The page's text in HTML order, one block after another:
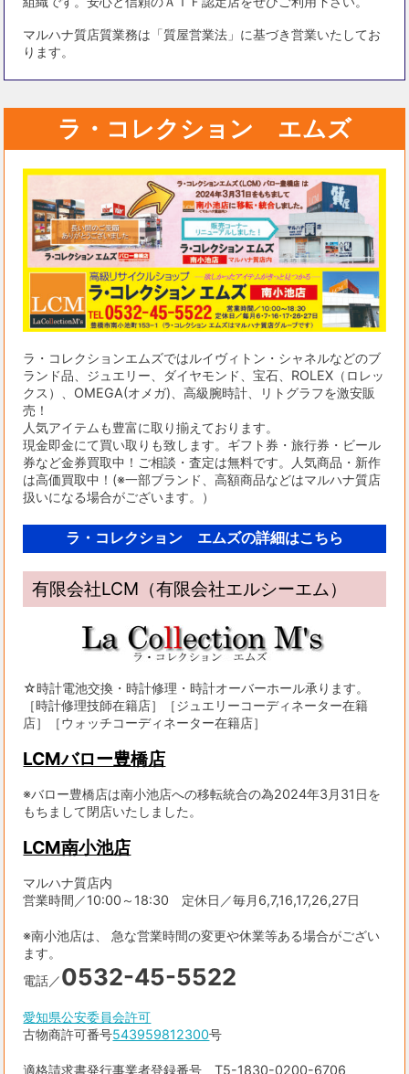
マルハナ質店質業務は「質屋営業法」に基づき営業いたしてお
ります。
ラ・コレクション エムズ
ラ・コレクションエムズではルイヴィトン・シャネルなどのブ
ランド品、ジュエリー、ダイヤモンド、宝石、ROLEX（ロレッ
クス）、OMEGA(オメガ)、高級腕時計、リトグラフを激安販
売！
人気アイテムも豊富に取り揃えております。
現金即金にて買い取りも致します。ギフト券・旅行券・ビール
券など金券買取中！ご相談・査定は無料です。人気商品・新作
は高価買取中！(※一部ブランド、高額商品などはマルハナ質店
扱いになる場合がございます。）
ラ・コレクション エムズの詳細はこちら
有限会社LCM（有限会社エルシーエム）
☆時計電池交換・時計修理・時計オーバーホール承ります。
［時計修理技師在籍店］［ジュエリーコーディネーター在籍
店］［ウォッチコーディネーター在籍店］
LCMバロー豊橋店
※バロー豊橋店は南小池店への移転統合の為2024年3月31日を
もちまして閉店いたしました。
LCM南小池店
マルハナ質店内
営業時間／10:00～18:30 定休日／毎月6,7,16,17,26,27日
※南小池店は、 急な営業時間の変更や休業等ある場合がござい
ます。
電話／0532-45-5522
愛知県公安委員会許可
古物商許可番号543959812300号
適格請求書発行事業者登録番号 T5-1830-0200-6706